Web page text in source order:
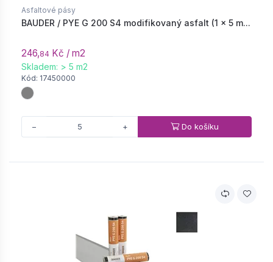
Asfaltové pásy
BAUDER / PYE G 200 S4 modifikovaný asfalt (1 × 5 m...
246,84 Kč / m2
Skladem: > 5 m2
Kód: 17450000
− + Do košíku